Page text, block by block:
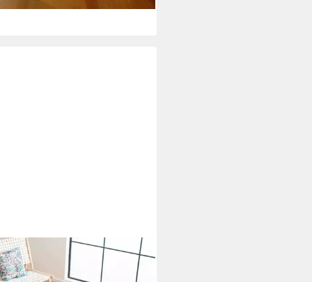
Oslo, auch als Läufer und in